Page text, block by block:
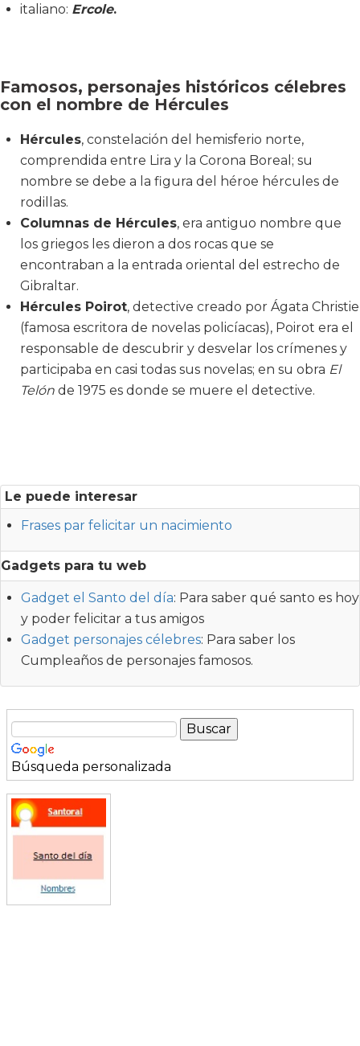
italiano: Ercole.
Famosos, personajes históricos célebres
con el nombre de Hércules
Hércules, constelación del hemisferio norte,
comprendida entre Lira y la Corona Boreal; su
nombre se debe a la figura del héroe hércules de
rodillas.
Columnas de Hércules, era antiguo nombre que
los griegos les dieron a dos rocas que se
encontraban a la entrada oriental del estrecho de
Gibraltar.
Hércules Poirot, detective creado por Ágata Christie
(famosa escritora de novelas policíacas), Poirot era el
responsable de descubrir y desvelar los crímenes y
participaba en casi todas sus novelas; en su obra El
Telón de 1975 es donde se muere el detective.
Le puede interesar
Frases par felicitar un nacimiento
Gadgets para tu web
Gadget el Santo del día: Para saber qué santo es hoy
y poder felicitar a tus amigos
Gadget personajes célebres: Para saber los
Cumpleaños de personajes famosos.
Búsqueda personalizada